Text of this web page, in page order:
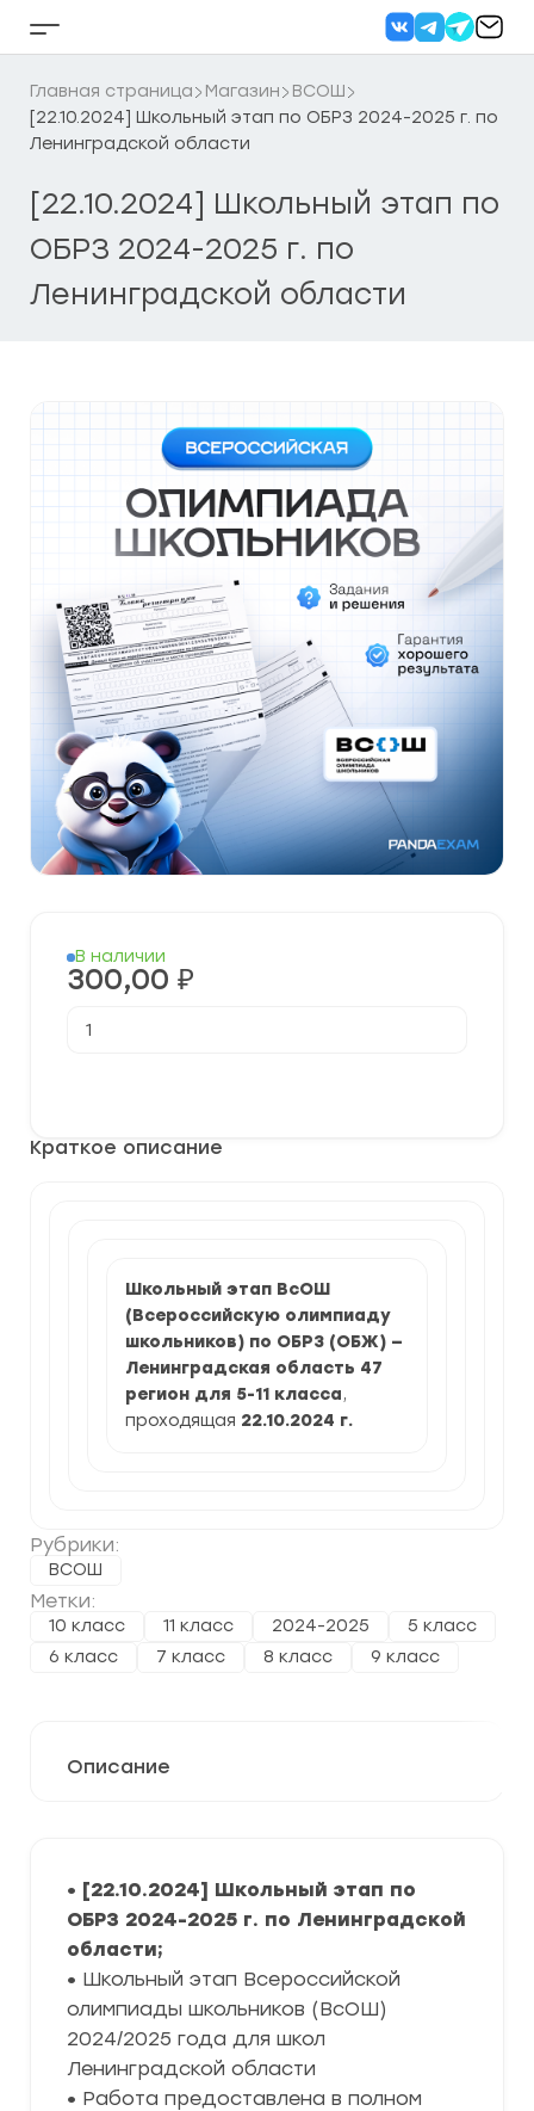
Кнопка
бокового
меню
Главная страница Магазин
ВСОШ
[22.10.2024] Школьный этап по ОБРЗ 2024-2025 г. по
Ленинградской области
[22.10.2024] Школьный этап по
ОБРЗ 2024-2025 г. по
Ленинградской области
Краткое описание
Школьный этап ВсОШ
(Всероссийскую олимпиаду
школьников) по ОБРЗ (ОБЖ) —
Ленинградская область 47
регион для 5-11 класса,
проходящая 22.10.2024 г.
Рубрики:
ВСОШ
Метки:
10 класс 11 класс 2024-2025
5 класс
6 класс
7 класс 8 класс 9 класс
В наличии
300,00 ₽
товара
2024-
Описание
• [22.10.2024] Школьный этап по
ОБРЗ 2024-2025 г. по Ленинградской
области;
• Школьный этап Всероссийской
олимпиады школьников (ВсОШ)
2024/2025 года для школ
Ленинградской области
• Работа предоставлена в полном